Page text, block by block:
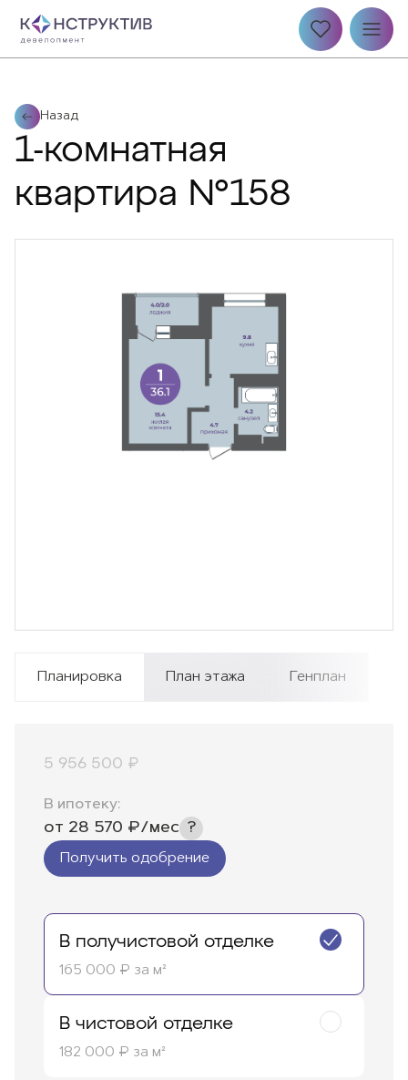
Назад
1-комнатная
квартира №158
Планировка План этажа Генплан
5 956 500 ₽
В ипотеку:
от 28 570 ₽/мес
Получить одобрение
В получистовой отделке
165 000 ₽ за м²
В чистовой отделке
182 000 ₽ за м²